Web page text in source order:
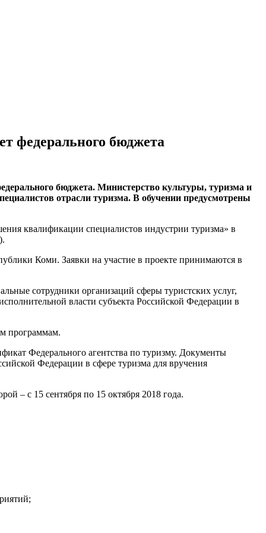
федерального бюджета
бюджета. Министерство культуры, туризма и
отрасли туризма. В обучении предусмотрены
квалификации специалистов индустрии туризма» в
Коми. Заявки на участие в проекте принимаются в
сотрудники организаций сферы туристских услуг,
власти субъекта Российской Федерации в
программам.
Федерального агентства по туризму. Документы
Федерации в сфере туризма для вручения
– с 15 сентября по 15 октября 2018 года.